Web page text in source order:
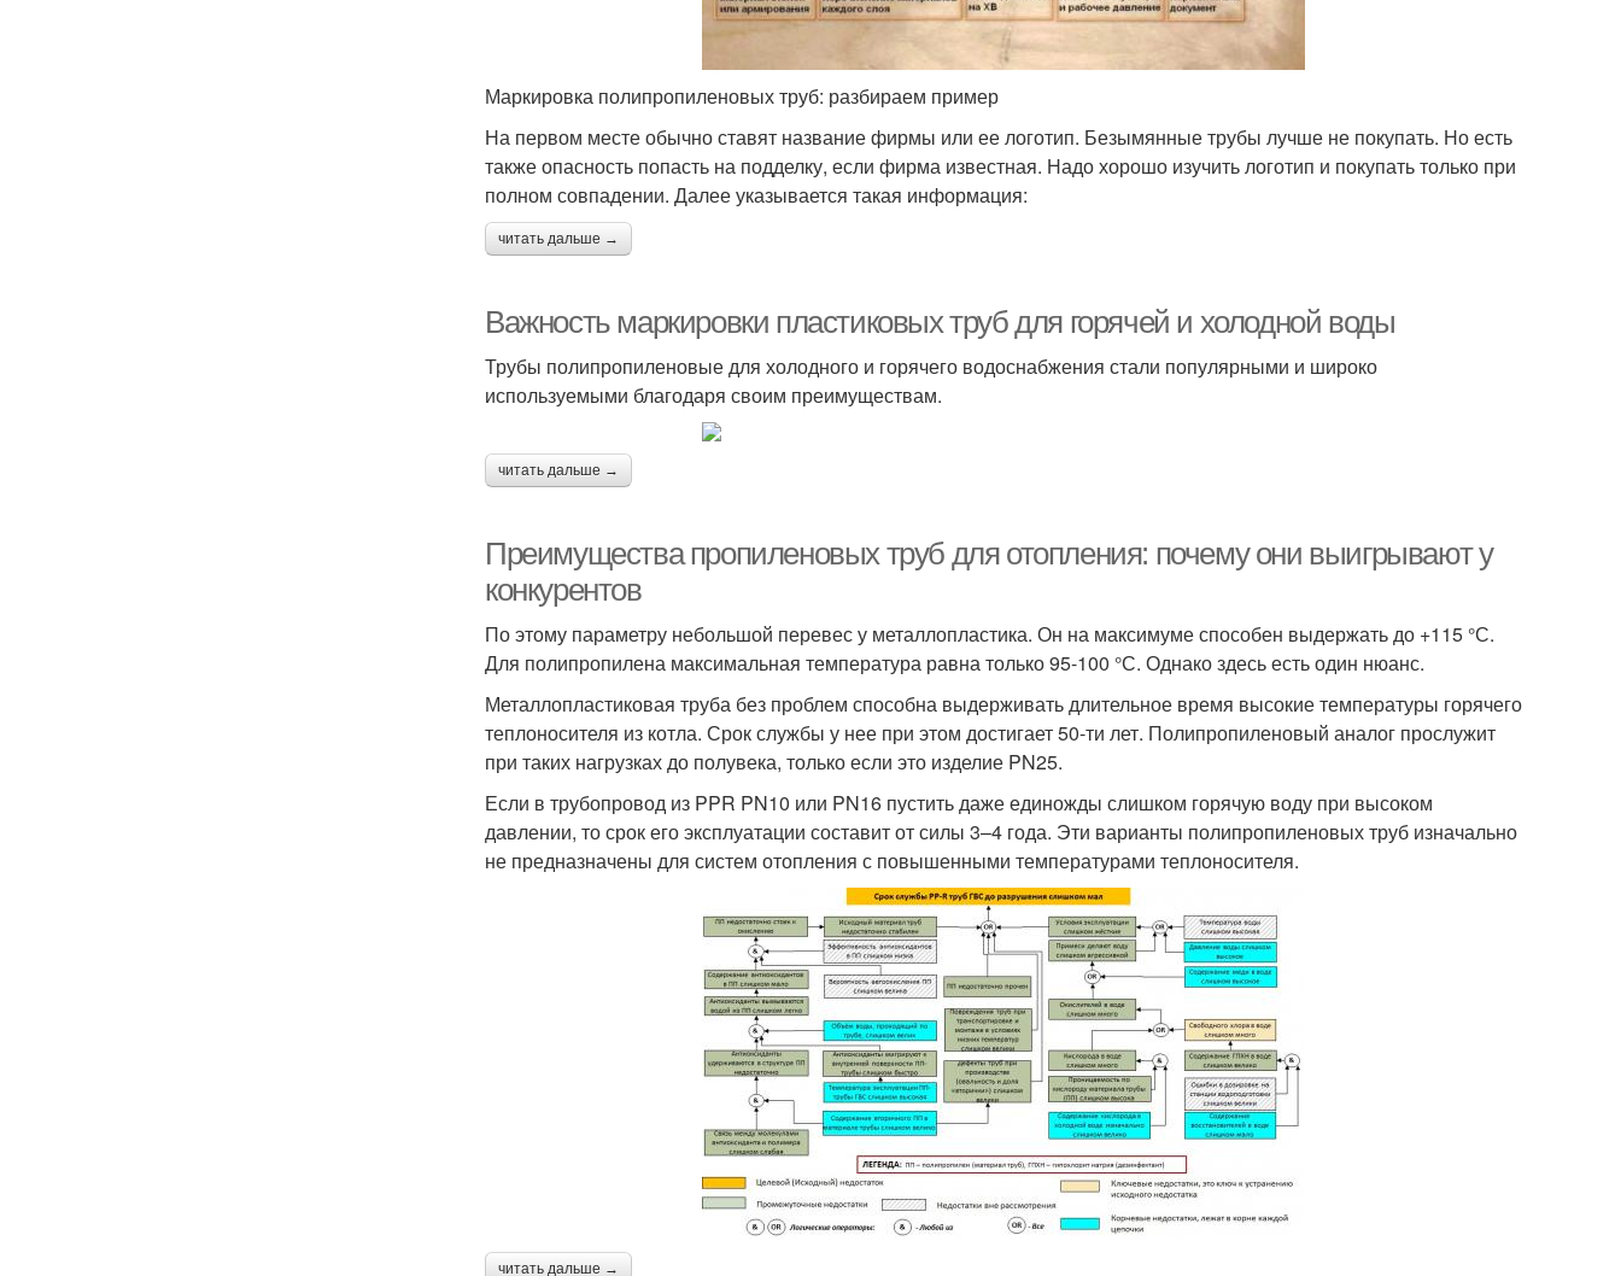
Маркировка полипропиленовых труб: разбираем пример
На первом месте обычно ставят название фирмы или ее логотип. Безымянные трубы лучше не покупать. Но есть
также опасность попасть на подделку, если фирма известная. Надо хорошо изучить логотип и покупать только при
полном совпадении. Далее указывается такая информация:
читать дальше →
Важность маркировки пластиковых труб для горячей и холодной воды
Трубы полипропиленовые для холодного и горячего водоснабжения стали популярными и широко
используемыми благодаря своим преимуществам.
читать дальше →
Преимущества пропиленовых труб для отопления: почему они выигрывают у
конкурентов
По этому параметру небольшой перевес у металлопластика. Он на максимуме способен выдержать до +115 °С.
Для полипропилена максимальная температура равна только 95-100 °С. Однако здесь есть один нюанс.
Металлопластиковая труба без проблем способна выдерживать длительное время высокие температуры горячего
теплоносителя из котла. Срок службы у нее при этом достигает 50-ти лет. Полипропиленовый аналог прослужит
при таких нагрузках до полувека, только если это изделие PN25.
Если в трубопровод из PPR PN10 или PN16 пустить даже единожды слишком горячую воду при высоком
давлении, то срок его эксплуатации составит от силы 3–4 года. Эти варианты полипропиленовых труб изначально
не предназначены для систем отопления с повышенными температурами теплоносителя.
читать дальше →